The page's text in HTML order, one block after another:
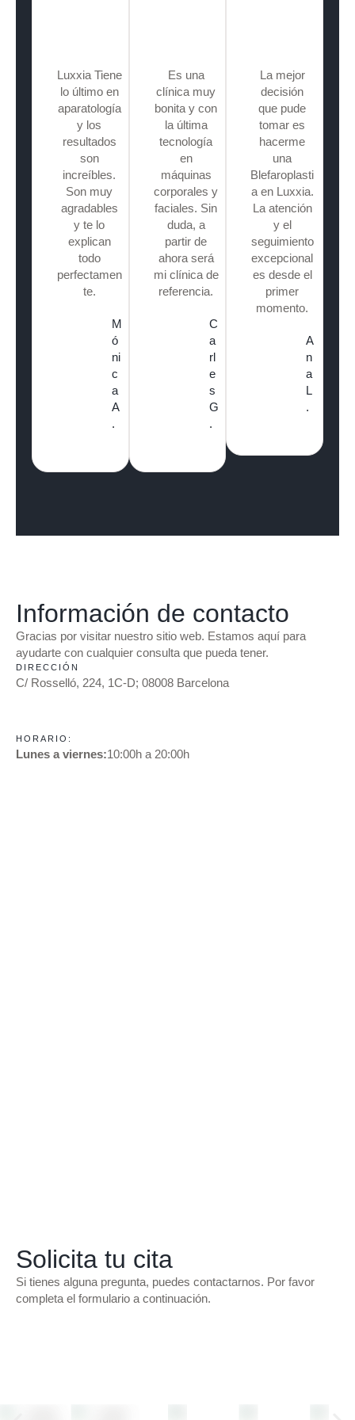
Luxxia Tiene
lo último en
aparatología
y los
resultados
son
increíbles.
Son muy
agradables
y te lo
explican
todo
perfectamen
te.
M
ó
ni
c
a
A
.
Es una
clínica muy
bonita y con
la última
tecnología
en
máquinas
corporales y
faciales. Sin
duda, a
partir de
ahora será
mi clínica de
referencia.
C
a
rl
e
s
G
.
La mejor
decisión
que pude
tomar es
hacerme
una
Blefaroplasti
a en Luxxia.
La atención
y el
seguimiento
excepcional
es desde el
primer
momento.
A
n
a
L
.
Información de contacto
Gracias por visitar nuestro sitio web. Estamos aquí para
ayudarte con cualquier consulta que pueda tener.
DIRECCIÓN
C/ Rosselló, 224, 1C-D; 08008 Barcelona
HORARIO:
Lunes a viernes:10:00h a 20:00h
Solicita tu cita
Si tienes alguna pregunta, puedes contactarnos. Por favor
completa el formulario a continuación.